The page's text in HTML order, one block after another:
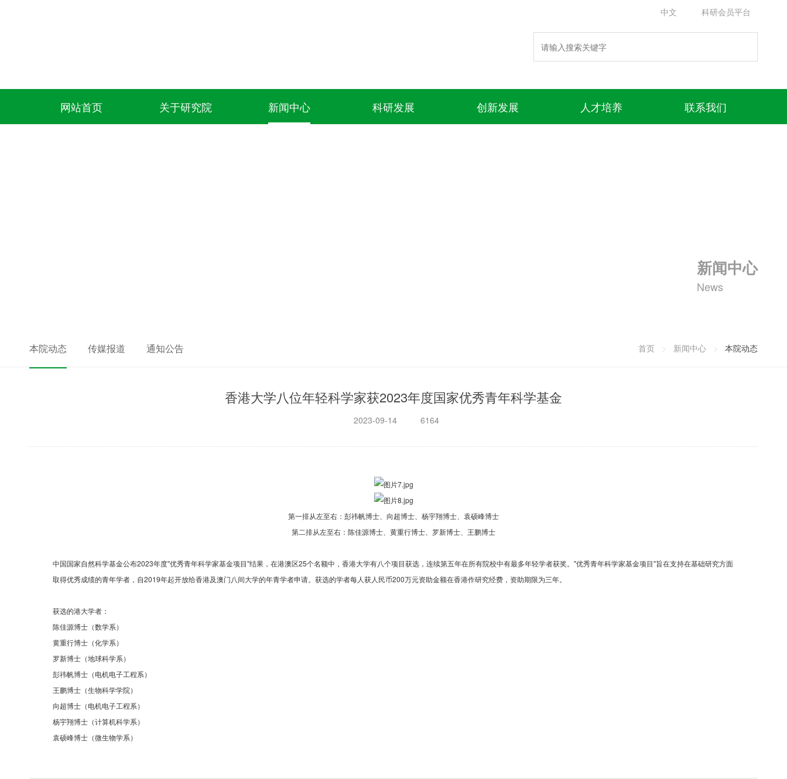
中文 科研会员平台
网站首页 关于研究院 新闻中心 科研发展 创新发展 人才培养 联系我们
新闻中心
News
本院动态 传媒报道 通知公告 首页 > 新闻中心 > 本院动态
香港大学八位年轻科学家获2023年度国家优秀青年科学基金
2023-09-14 6164
第一排从左至右：彭祎帆博士、向超博士、杨宇翔博士、袁硕峰博士
第二排从左至右：陈佳源博士、黄重行博士、罗新博士、王鹏博士
中国国家自然科学基金公布2023年度"优秀青年科学家基金项目"结果，在港澳区25个名额中，香港大学有八个项目获选，连续第五年在所有院校中有最多年轻学者获奖。"优秀青年科学家基金项目"旨在支持在基础研究方面
取得优秀成绩的青年学者，自2019年起开放给香港及澳门八间大学的年青学者申请。获选的学者每人获人民币200万元资助金额在香港作研究经费，资助期限为三年。
获选的港大学者：
陈佳源博士（数学系）
黄重行博士（化学系）
罗新博士（地球科学系）
彭祎帆博士（电机电子工程系）
王鹏博士（生物科学学院）
向超博士（电机电子工程系）
杨宇翔博士（计算机科学系）
袁硕峰博士（微生物学系）